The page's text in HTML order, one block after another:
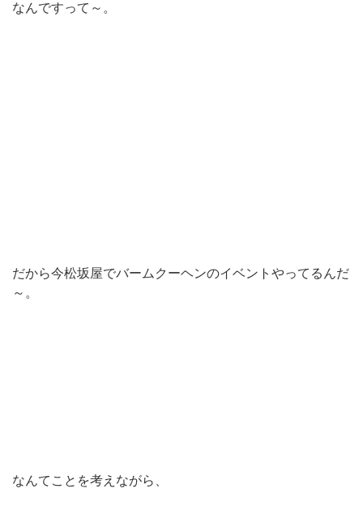
なんですって～。
だから今松坂屋でバームクーヘンのイベントやってるんだ
～。
なんてことを考えながら、